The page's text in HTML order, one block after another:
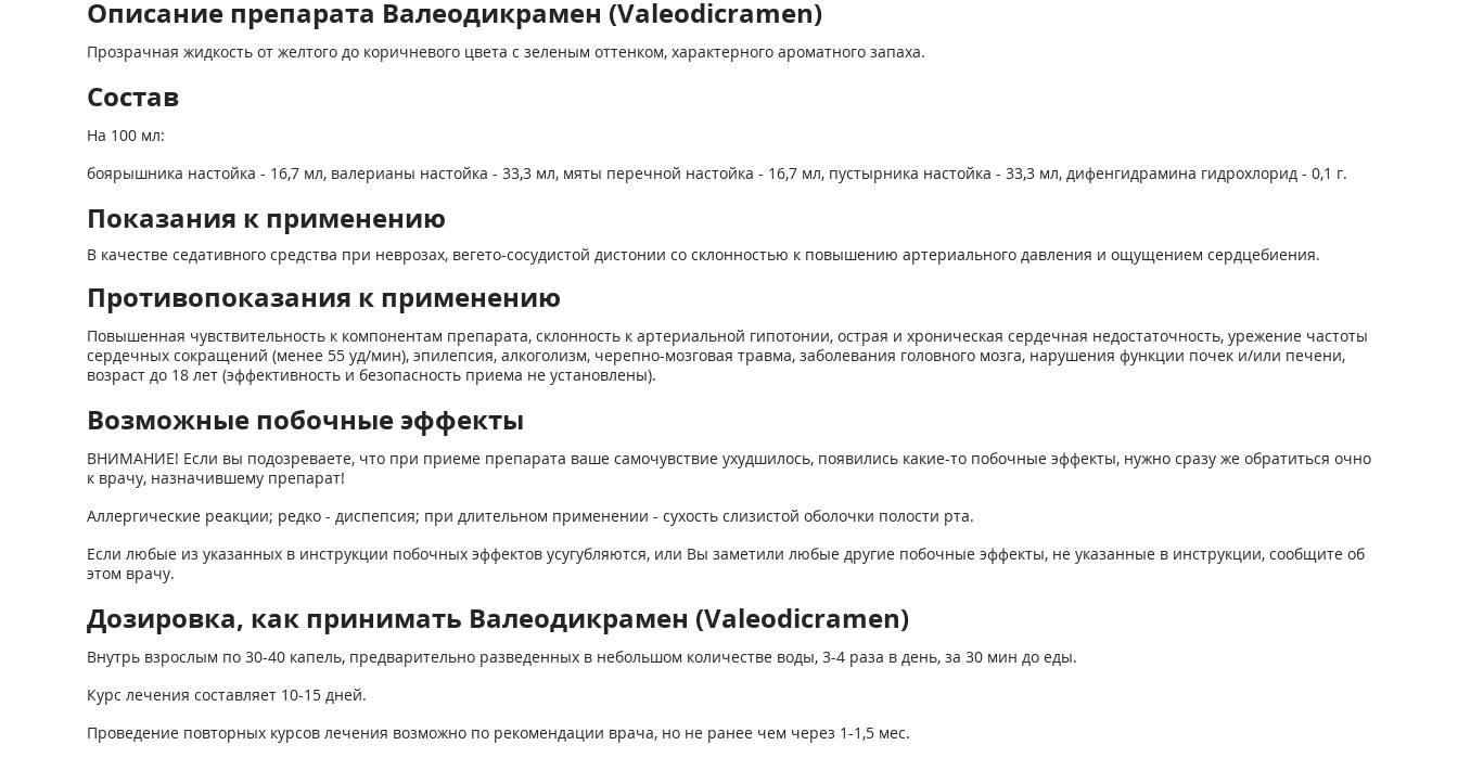
Описание препарата Валеодикрамен (Valeodicramen)
Прозрачная жидкость от желтого до коричневого цвета с зеленым оттенком, характерного ароматного запаха.
Состав
На 100 мл:
боярышника настойка - 16,7 мл, валерианы настойка - 33,3 мл, мяты перечной настойка - 16,7 мл, пустырника настойка - 33,3 мл, дифенгидрамина гидрохлорид - 0,1 г.
Показания к применению
В качестве седативного средства при неврозах, вегето-сосудистой дистонии со склонностью к повышению артериального давления и ощущением сердцебиения.
Противопоказания к применению
Повышенная чувствительность к компонентам препарата, склонность к артериальной гипотонии, острая и хроническая сердечная недостаточность, урежение частоты
сердечных сокращений (менее 55 уд/мин), эпилепсия, алкоголизм, черепно-мозговая травма, заболевания головного мозга, нарушения функции почек и/или печени,
возраст до 18 лет (эффективность и безопасность приема не установлены).
Возможные побочные эффекты
ВНИМАНИЕ! Если вы подозреваете, что при приеме препарата ваше самочувствие ухудшилось, появились какие-то побочные эффекты, нужно сразу же обратиться очно
к врачу, назначившему препарат!
Аллергические реакции; редко - диспепсия; при длительном применении - сухость слизистой оболочки полости рта.
Если любые из указанных в инструкции побочных эффектов усугубляются, или Вы заметили любые другие побочные эффекты, не указанные в инструкции, сообщите об
этом врачу.
Дозировка, как принимать Валеодикрамен (Valeodicramen)
Внутрь взрослым по 30-40 капель, предварительно разведенных в небольшом количестве воды, 3-4 раза в день, за 30 мин до еды.
Курс лечения составляет 10-15 дней.
Проведение повторных курсов лечения возможно по рекомендации врача, но не ранее чем через 1-1,5 мес.